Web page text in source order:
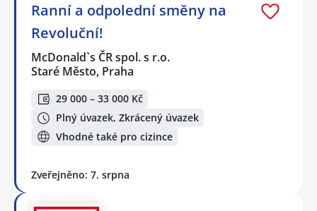
Ranní a odpolední směny na
Revoluční!
McDonald`s ČR spol. s r.o.
Staré Město, Praha
29 000 – 33 000 Kč
Plný úvazek, Zkrácený úvazek
Vhodné také pro cizince
Zveřejněno: 7. srpna